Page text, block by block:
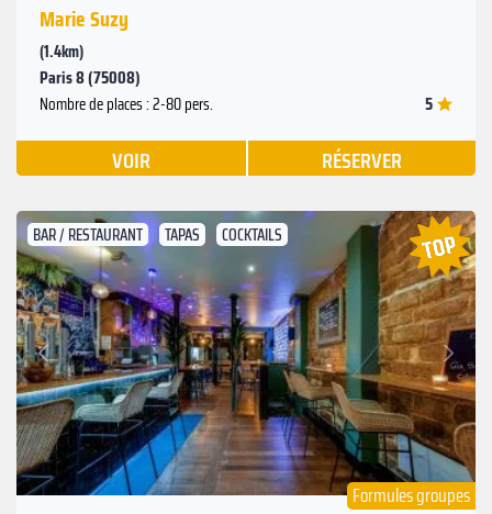
Marie Suzy
(1.4km)
Paris 8 (75008)
Nombre de places : 2-80 pers. 5
VOIR RÉSERVER
BAR / RESTAURANT TAPAS COCKTAILS
Précédent
Suivant
Formules groupes